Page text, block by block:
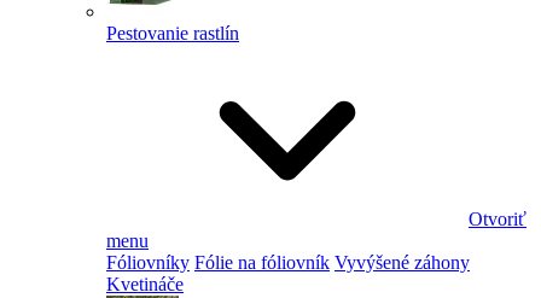
Pestovanie rastlín
Otvoriť
menu
Fóliovníky Fólie na fóliovník Vyvýšené záhony
Kvetináče